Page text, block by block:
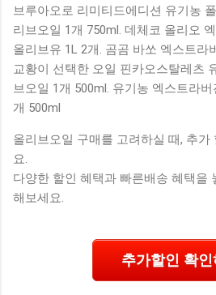
태블릿 거치형 저소음 블루투스 키보
랙 유니콘 멀티페어링 스마트폰 태...
브루아오로 리미티드에디션 유기농
리브오일 1개 750ml. 데체코 올리오
올리브유 1L 2개. 곰곰 바쏘 엑스트라
교황이 선택한 오일 핀카오스탈레츠
브오일 1개 500ml. 유기농 엑스트라
개 500ml
올리브오일 구매를 고려하실 때, 추가
요.
다양한 할인 혜택과 빠른배송 혜택을
해보세요.
추가할인 확인